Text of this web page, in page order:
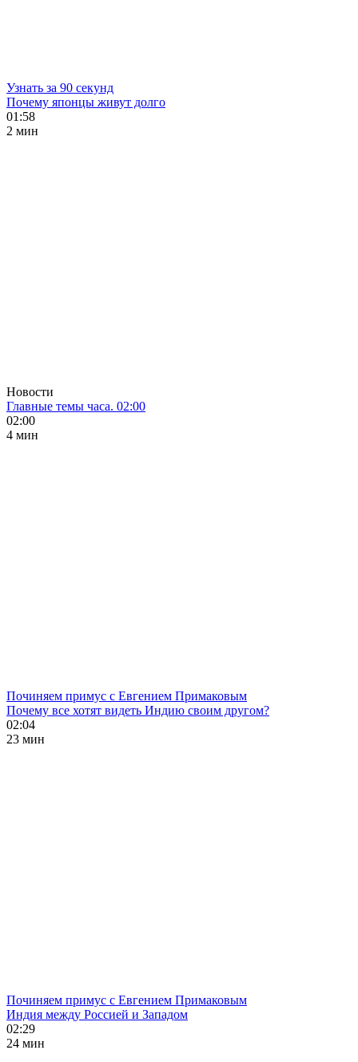
Узнать за 90 секунд
Почему японцы живут долго
01:58
2 мин
Новости
Главные темы часа. 02:00
02:00
4 мин
Починяем примус с Евгением Примаковым
Почему все хотят видеть Индию своим другом?
02:04
23 мин
Починяем примус с Евгением Примаковым
Индия между Россией и Западом
02:29
24 мин